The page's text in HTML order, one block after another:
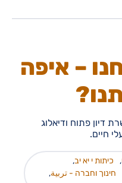
– איפה
דיון פתוח ודיאלוג
חיים.
, כיתות י יא יב,
חינוך וחברה - تربية,